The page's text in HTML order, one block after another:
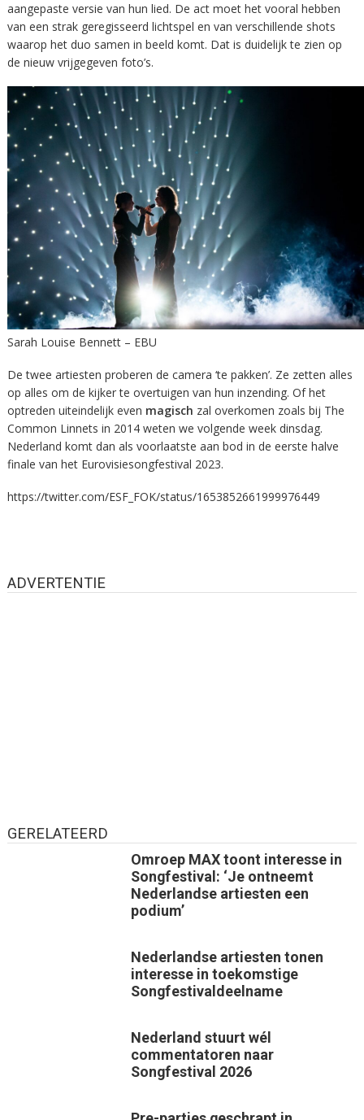
aangepaste versie van hun lied. De act moet het vooral hebben
van een strak geregisseerd lichtspel en van verschillende shots
waarop het duo samen in beeld komt. Dat is duidelijk te zien op
de nieuw vrijgegeven foto’s.
Sarah Louise Bennett – EBU
De twee artiesten proberen de camera ‘te pakken’. Ze zetten alles
op alles om de kijker te overtuigen van hun inzending. Of het
optreden uiteindelijk even magisch zal overkomen zoals bij The
Common Linnets in 2014 weten we volgende week dinsdag.
Nederland komt dan als voorlaatste aan bod in de eerste halve
finale van het Eurovisiesongfestival 2023.
https://twitter.com/ESF_FOK/status/1653852661999976449
ADVERTENTIE
GERELATEERD
Omroep MAX toont interesse in
Songfestival: ‘Je ontneemt
Nederlandse artiesten een
podium’
Nederlandse artiesten tonen
interesse in toekomstige
Songfestivaldeelname
Nederland stuurt wél
commentatoren naar
Songfestival 2026